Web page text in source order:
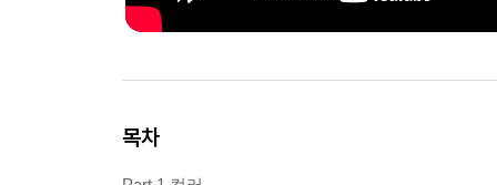
목차